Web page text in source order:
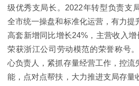
级优秀支局长。2022年转型负责支
全市统一操盘和标准化运营，有力提
高套新增同比增长24%，主营收入
荣获浙江公司劳动模范的荣誉称号
心负责人，紧抓存量经营工作，控流
能，点对点帮扶，大力推进支局存量